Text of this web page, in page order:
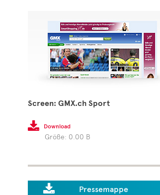
Screen: GMX.ch Sport
 Download
Größe: 0.00 B
 Pressemappe